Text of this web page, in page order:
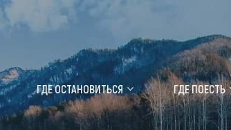
Цветение маральника
ГДЕ ОСТАНОВИТЬСЯ ГДЕ ПОЕСТЬ